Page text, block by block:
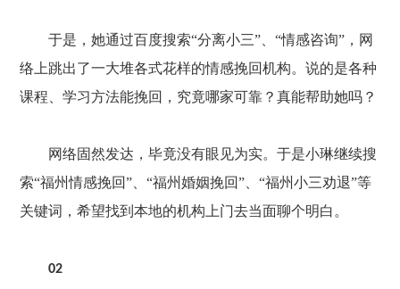
于是，她通过百度搜索“分离小三”、“情感咨询”，网
络上跳出了一大堆各式花样的情感挽回机构。说的是各种
课程、学习方法能挽回，究竟哪家可靠？真能帮助她吗？
网络固然发达，毕竟没有眼见为实。于是小琳继续搜
索“福州情感挽回”、“福州婚姻挽回”、“福州小三劝退”等
关键词，希望找到本地的机构上门去当面聊个明白。
02